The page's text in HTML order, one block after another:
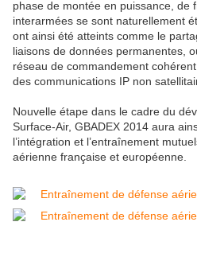
phase de montée en puissance, de
interarmées se sont naturellement
ont ainsi été atteints comme le
liaisons de données permanentes,
réseau de commandement
des communications IP non
Nouvelle étape dans le cadre du
Surface-Air, GBADEX 2014 aura
l’intégration et l’entraînement
aérienne française et européenne.